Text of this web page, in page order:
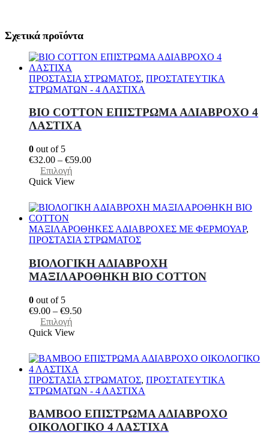
Σχετικά προϊόντα
ΠΡΟΣΤΑΣΙΑ ΣΤΡΩΜΑΤΟΣ, ΠΡΟΣΤΑΤΕΥΤΙΚΑ
ΣΤΡΩΜΑΤΩΝ - 4 ΛΑΣΤΙΧΑ
ΒΙΟ COTTON ΕΠΙΣΤΡΩΜΑ ΑΔΙΑΒΡΟΧΟ 4
ΛΑΣΤΙΧΑ
0 out of 5
€32.00 – €59.00Price
€59.00
Επιλογή
έχει
πολλαπλές
παραλλαγές.
Οι
επιλογές
να
επιλεγούν
Quick View
ΜΑΞΙΛΑΡΟΘΗΚΕΣ ΑΔΙΑΒΡΟΧΕΣ ΜΕ ΦΕΡΜΟΥΑΡ,
ΠΡΟΣΤΑΣΙΑ ΣΤΡΩΜΑΤΟΣ
ΒΙΟΛΟΓΙΚΗ ΑΔΙΑΒΡΟΧΗ
ΜΑΞΙΛΑΡΟΘΗΚΗ BIO COTTON
0 out of 5
€9.00 – €9.50Price
€9.50
Επιλογή
έχει
πολλαπλές
παραλλαγές.
Οι
επιλογές
μπορούν
να
επιλεγούν
Quick View
ΠΡΟΣΤΑΣΙΑ ΣΤΡΩΜΑΤΟΣ, ΠΡΟΣΤΑΤΕΥΤΙΚΑ
ΣΤΡΩΜΑΤΩΝ - 4 ΛΑΣΤΙΧΑ
ΒΑΜΒΟΟ ΕΠΙΣΤΡΩΜΑ ΑΔΙΑΒΡΟΧΟ
ΟΙΚΟΛΟΓΙΚΟ 4 ΛΑΣΤΙΧΑ